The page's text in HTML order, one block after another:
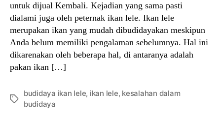
untuk dijual Kembali. Kejadian yang sama pasti
dialami juga oleh peternak ikan lele. Ikan lele
merupakan ikan yang mudah dibudidayakan meskipun
Anda belum memiliki pengalaman sebelumnya. Hal ini
dikarenakan oleh beberapa hal, di antaranya adalah
pakan ikan […]
Tags
budidaya ikan lele, ikan lele, kesalahan dalam
budidaya